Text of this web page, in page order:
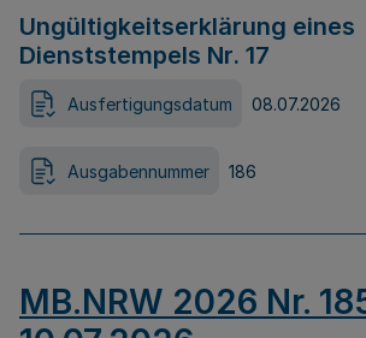
Ungültigkeitserklärung eines
Dienststempels Nr. 17
Ausfertigungsdatum 08.07.2026
Ausgabennummer 186
MB.NRW 2026 Nr.